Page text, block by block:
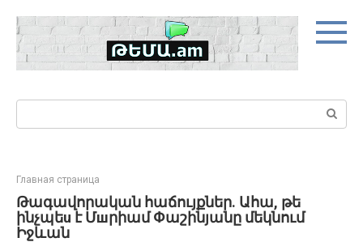
content
Search:
Главная страница
Թագավորական հաճույքներ. Ահա, թե
ինչպեu է Մшրիամ Փաշինյանը մեկնում
Իջևան